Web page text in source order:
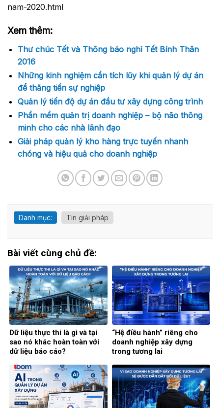
nam-2020.html
Xem thêm:
Thư chúc Tết và Thông báo nghỉ Tết Bính Thân
2016
Những kinh nghiệm cần tích lũy khi quản lý dự án
để thăng tiến sự nghiệp
Quản lý tiến độ dự án đầu tư xây dựng công trình
Phần mềm quản trị doanh nghiệp – bộ não thông
minh cho các nhà lãnh đạo
Giải pháp quản lý kho hàng trực tuyến nhanh
chóng và hiệu quả cho doanh nghiệp
Danh mục: Tin giải pháp
Bài viết cùng chủ đề:
Dữ liệu thực thi là gì và tại
sao nó khác hoàn toàn với
dữ liệu báo cáo?
“Hệ điều hành” riêng cho
doanh nghiệp xây dựng
trong tương lai